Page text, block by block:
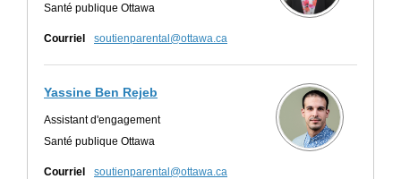
Santé publique Ottawa
Courriel soutienparental@ottawa.ca
Yassine Ben Rejeb
Assistant d'engagement
Santé publique Ottawa
Courriel soutienparental@ottawa.ca